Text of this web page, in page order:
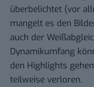
überbelichtet (vor
mangelt es den
auch der
Dynamikumfang
den Highlights
teilweise verloren.